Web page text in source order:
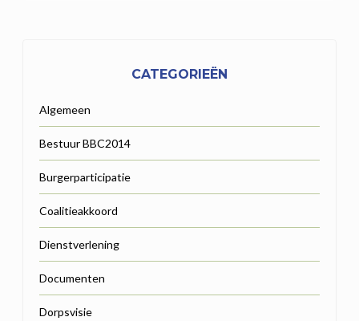
CATEGORIEËN
Algemeen
Bestuur BBC2014
Burgerparticipatie
Coalitieakkoord
Dienstverlening
Documenten
Dorpsvisie